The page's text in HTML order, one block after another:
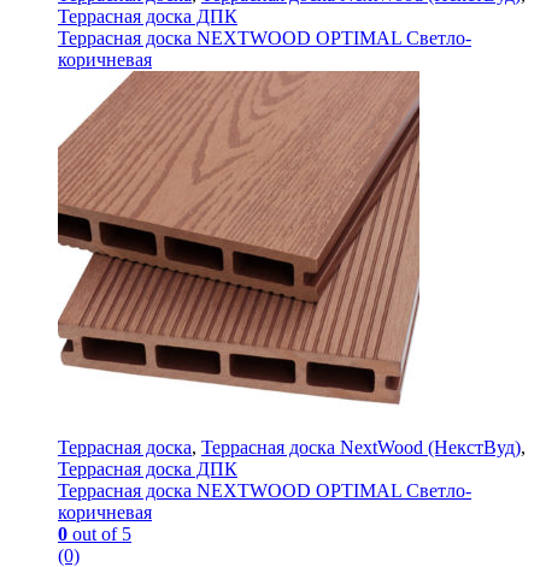
Террасная доска ДПК
Террасная доска NEXTWOOD OPTIMAL Светло-
коричневая
Террасная доска, Террасная доска NextWood (НекстВуд),
Террасная доска ДПК
Террасная доска NEXTWOOD OPTIMAL Светло-
коричневая
0 out of 5
(0)